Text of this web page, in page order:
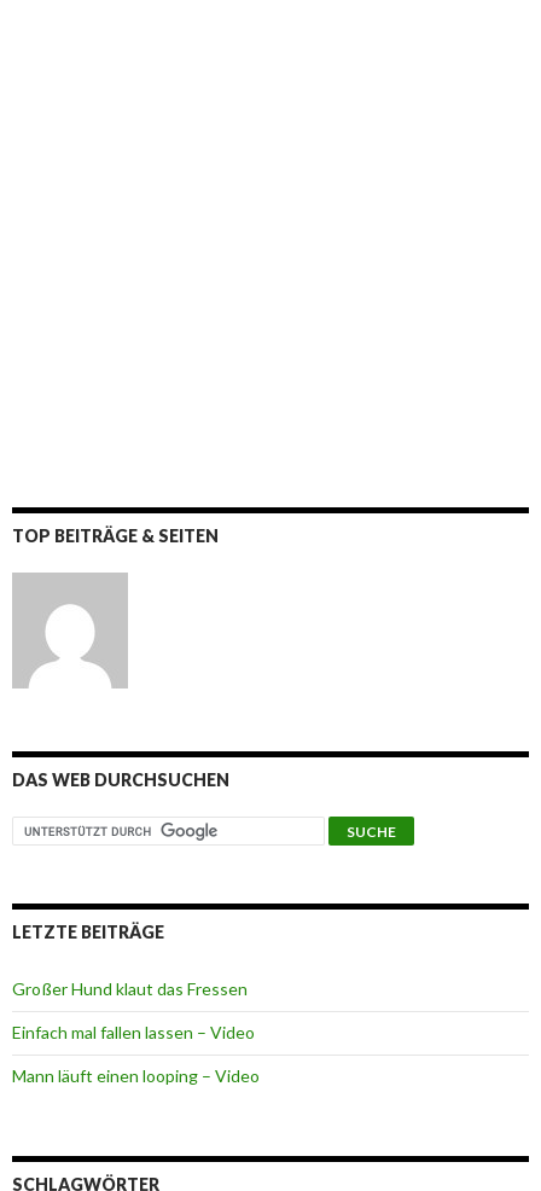
TOP BEITRÄGE & SEITEN
DAS WEB DURCHSUCHEN
LETZTE BEITRÄGE
Großer Hund klaut das Fressen
Einfach mal fallen lassen – Video
Mann läuft einen looping – Video
SCHLAGWÖRTER